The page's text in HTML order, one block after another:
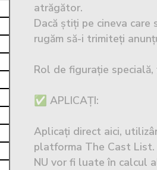
atrăgător.
Dacă știți pe cineva care
rugăm să-i trimiteți
Rol de figurație specială,
✅ APLICAȚI:
Aplicați direct aici,
platforma The Cast List.
NU vor fi luate în calcul